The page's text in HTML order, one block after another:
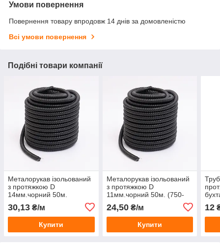
Умови повернення
Повернення товару впродовж 14 днів за домовленістю
Всі умови повернення
Подібні товари компанії
Металорукав ізольований
з протяжкою D
14мм.чорний 50м.
30,13 ₴/м
Купити
Металорукав ізольований
з протяжкою D
11мм.чорний 50м. (750-
24,50₴/м
Купити
12